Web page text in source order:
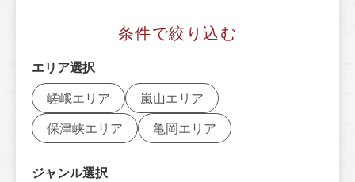
嵐山エリア
保津峡エリア
亀岡エリア
条件で絞り込む
エリア選択
嵯峨エリア
嵐山エリア
保津峡エリア
亀岡エリア
ジャンル選択